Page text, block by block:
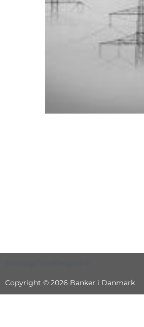
Copyright © 2026 Banker i Danmark